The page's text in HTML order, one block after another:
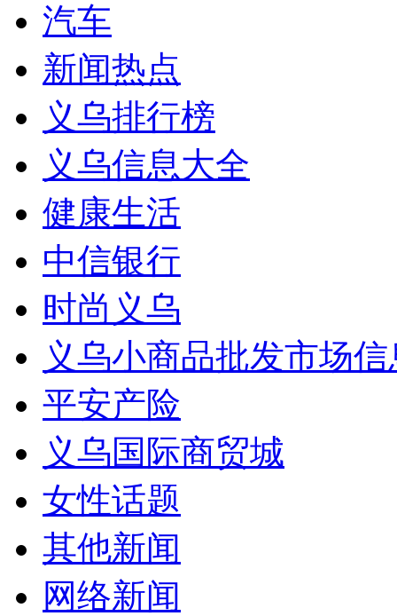
汽车
新闻热点
义乌排行榜
义乌信息大全
健康生活
中信银行
时尚义乌
义乌小商品批发市场
平安产险
义乌国际商贸城
女性话题
其他新闻
网络新闻